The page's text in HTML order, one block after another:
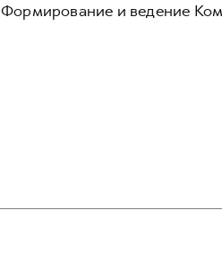
Формирование и ведение